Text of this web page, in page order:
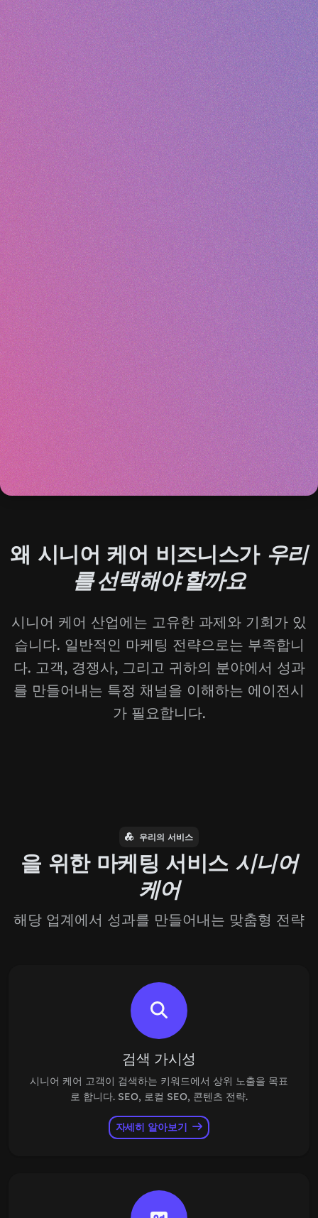
왜 시니어 케어 비즈니스가 우리
를 선택해야 할까요
시니어 케어 산업에는 고유한 과제와 기회가 있
습니다. 일반적인 마케팅 전략으로는 부족합니
다. 고객, 경쟁사, 그리고 귀하의 분야에서 성과
를 만들어내는 특정 채널을 이해하는 에이전시
가 필요합니다.
우리의 서비스
을 위한 마케팅 서비스 시니어
케어
해당 업계에서 성과를 만들어내는 맞춤형 전략
검색 가시성
시니어 케어 고객이 검색하는 키워드에서 상위 노출을 목표
로 합니다. SEO, 로컬 SEO, 콘텐츠 전략.
자세히 알아보기